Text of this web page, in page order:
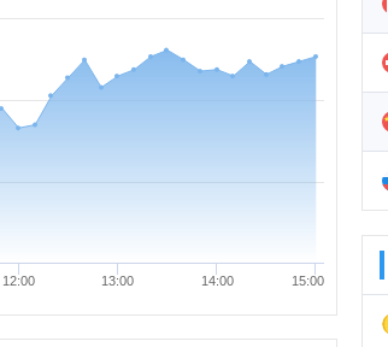
12:00 13:00 14:00 15:00